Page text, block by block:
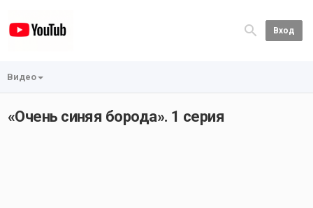
Вход
Видео
«Очень синяя борода». 1 серия